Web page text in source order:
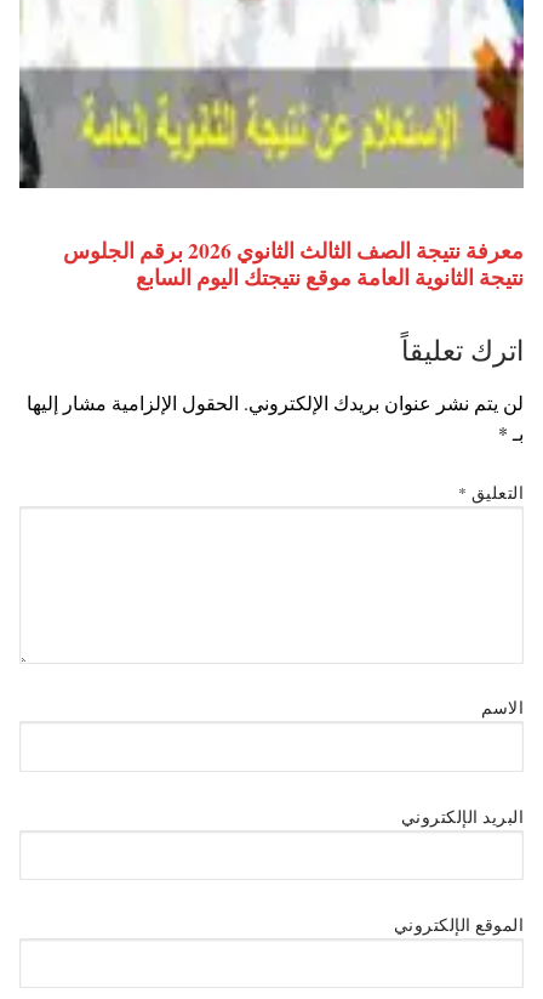
معرفة نتيجة الصف الثالث الثانوي 2026 برقم الجلوس
نتيجة الثانوية العامة موقع نتيجتك اليوم السابع
اترك تعليقاً
لن يتم نشر عنوان بريدك الإلكتروني. الحقول الإلزامية مشار إليها
بـ *
التعليق *
الاسم
البريد الإلكتروني
الموقع الإلكتروني